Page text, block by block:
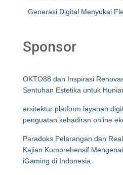
Generasi Digital Menyukai
Sponsor
OKTO88 dan Inspirasi
Sentuhan Estetika untuk
arsitektur platform layanan
penguatan kehadiran online
Paradoks Pelarangan dan
Kajian Komprehensif
iGaming di Indonesia